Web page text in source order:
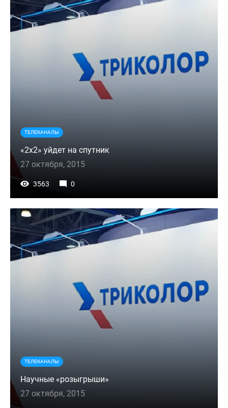
ТЕЛЕКАНАЛЫ
«2х2» уйдет на спутник
27 октября, 2015
3563 0
ТЕЛЕКАНАЛЫ
Научные «розыгрыши»
27 октября, 2015